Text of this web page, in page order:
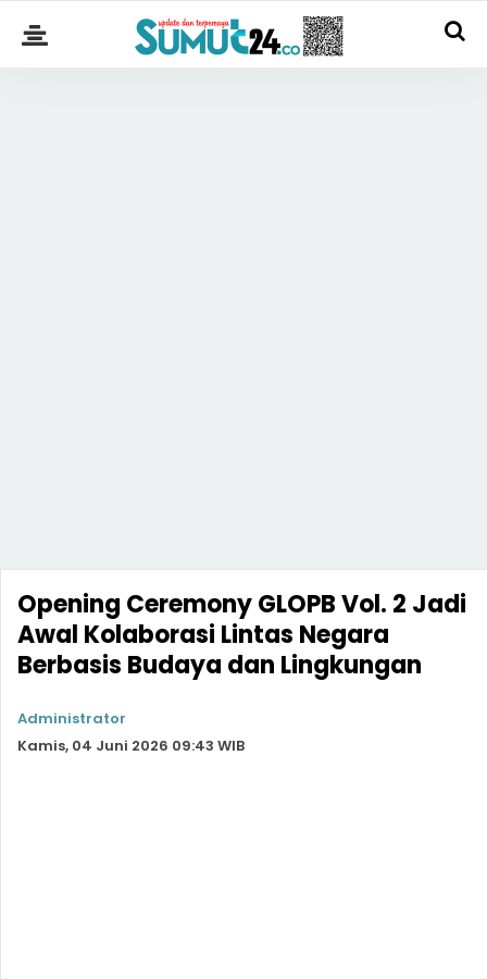
Opening Ceremony GLOPB Vol. 2 Jadi
Awal Kolaborasi Lintas Negara
Berbasis Budaya dan Lingkungan
Administrator
Kamis, 04 Juni 2026 09:43 WIB